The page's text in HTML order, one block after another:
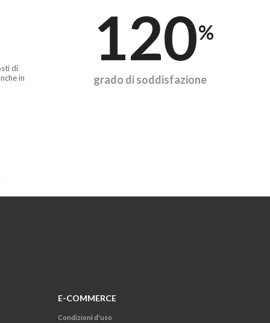
di
in
120%
grado di soddisfazione
E-COMMERCE
Condizioni d'uso